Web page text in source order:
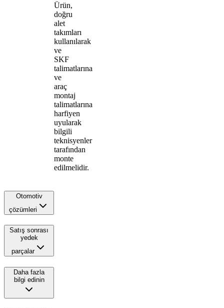
Ürün,
doğru
alet
takımları
kullanılarak
ve
SKF
talimatlarına
ve
araç
montaj
talimatlarına
harfiyen
uyularak
bilgili
teknisyenler
tarafından
monte
edilmelidir.
Otomotiv
çözümleri
Satış sonrası
yedek
parçalar
Daha fazla
bilgi edinin